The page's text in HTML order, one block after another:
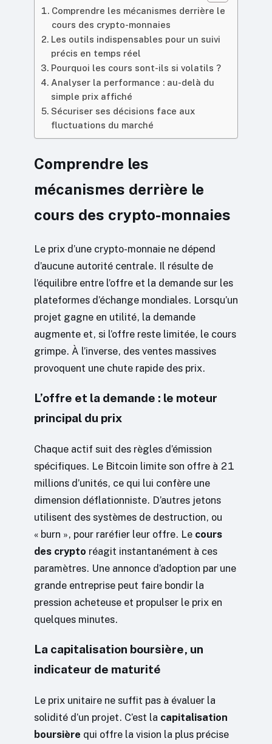
Comprendre les mécanismes derrière le
cours des crypto-monnaies
Les outils indispensables pour un suivi
précis en temps réel
Pourquoi les cours sont-ils si volatils ?
Analyser la performance : au-delà du
simple prix affiché
Sécuriser ses décisions face aux
fluctuations du marché
Comprendre les
mécanismes derrière le
cours des crypto-monnaies
Le prix d’une crypto-monnaie ne dépend
d’aucune autorité centrale. Il résulte de
l’équilibre entre l’offre et la demande sur les
plateformes d’échange mondiales. Lorsqu’un
projet gagne en utilité, la demande
augmente et, si l’offre reste limitée, le cours
grimpe. À l’inverse, des ventes massives
provoquent une chute rapide des prix.
L’offre et la demande : le moteur
principal du prix
Chaque actif suit des règles d’émission
spécifiques. Le Bitcoin limite son offre à 21
millions d’unités, ce qui lui confère une
dimension déflationniste. D’autres jetons
utilisent des systèmes de destruction, ou
« burn », pour raréfier leur offre. Le cours
des crypto réagit instantanément à ces
paramètres. Une annonce d’adoption par une
grande entreprise peut faire bondir la
pression acheteuse et propulser le prix en
quelques minutes.
La capitalisation boursière, un
indicateur de maturité
Le prix unitaire ne suffit pas à évaluer la
solidité d’un projet. C’est la capitalisation
boursière qui offre la vision la plus précise